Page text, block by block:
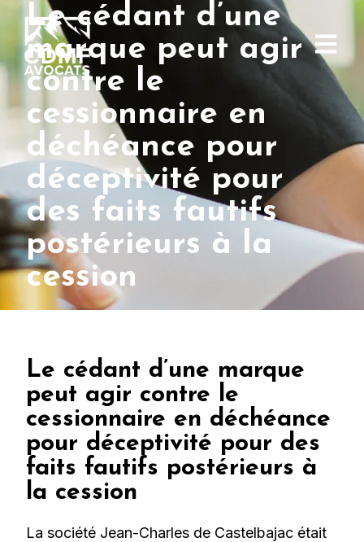
Le cédant d’une
marque peut agir
contre le
cessionnaire en
déchéance pour
déceptivité pour
des faits fautifs
postérieurs à la
cession
Le cédant d’une marque
peut agir contre le
cessionnaire en déchéance
pour déceptivité pour des
faits fautifs postérieurs à
la cession
La société Jean-Charles de Castelbajac était